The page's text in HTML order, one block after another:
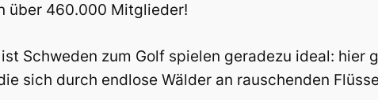
über 460.000 Mitglieder!
Schweden zum Golf spielen geradezu ideal: hier
sich durch endlose Wälder an rauschenden